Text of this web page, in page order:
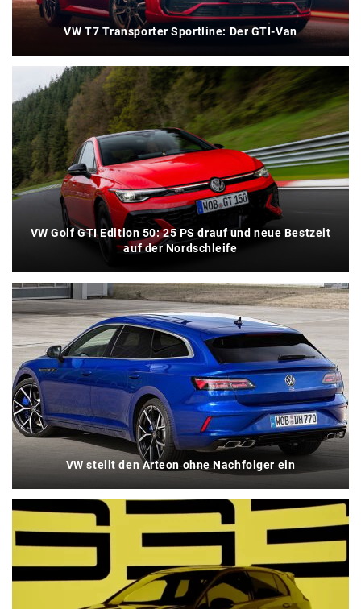
VW T7 Transporter Sportline: Der GTI-Van
VW Golf GTI Edition 50: 25 PS drauf und neue Bestzeit
auf der Nordschleife
VW stellt den Arteon ohne Nachfolger ein